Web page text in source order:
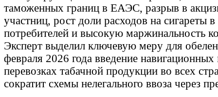
таможенных границ в ЕАЭС, разрыв в
участниц, рост доли расходов на сигареты
потребителей и высокую маржинальность
Эксперт выделил ключевую меру для
февраля 2026 года введение
перевозках табачной продукции во всех
сократит схемы нелегального ввоза через